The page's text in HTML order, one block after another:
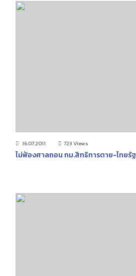
16.07.2011 723 Views
ไม่ฟ้องศาลถอน กม.สิทธิการตาย-ไทยรัฐ